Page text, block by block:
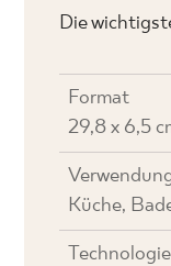
Die
Format
29,8 x 6,5
Küche,
Technologie